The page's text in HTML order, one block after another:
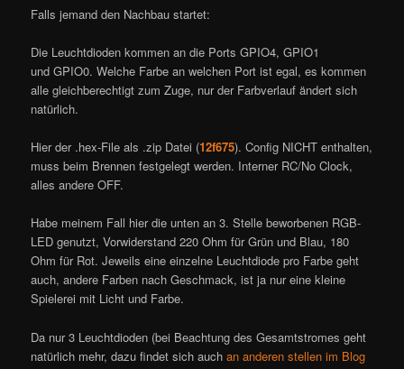
Falls jemand den Nachbau startet:
Die Leuchtdioden kommen an die Ports GPIO4, GPIO1
und GPIO0. Welche Farbe an welchen Port ist egal, es kommen
alle gleichberechtigt zum Zuge, nur der Farbverlauf ändert sich
natürlich.
Hier der .hex-File als .zip Datei (12f675). Config NICHT enthalten,
muss beim Brennen festgelegt werden. Interner RC/No Clock,
alles andere OFF.
Habe meinem Fall hier die unten an 3. Stelle beworbenen RGB-
LED genutzt, Vorwiderstand 220 Ohm für Grün und Blau, 180
Ohm für Rot. Jeweils eine einzelne Leuchtdiode pro Farbe geht
auch, andere Farben nach Geschmack, ist ja nur eine kleine
Spielerei mit Licht und Farbe.
Da nur 3 Leuchtdioden (bei Beachtung des Gesamtstromes geht
natürlich mehr, dazu findet sich auchan anderen stellen im Blog